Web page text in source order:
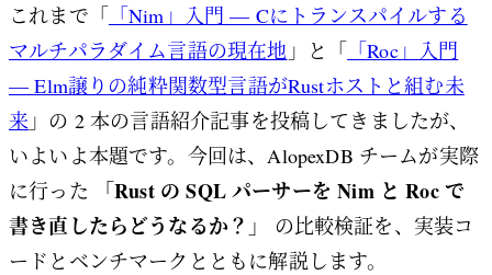
これまで「「Nim」入門 — Cにトランスパイルする
マルチパラダイム言語の現在地 」と「 「Roc」入門
— Elm譲りの純粋関数型言語がRustホストと組む未
来 」の 2 本の言語紹介記事を投稿してきましたが、
いよいよ本題です。今回は、AlopexDB チームが実際
に行った
「Rust の SQL パーサーを Nim と Roc で
書き直したらどうなるか？」
の比較検証を、実装コ
ードとベンチマークとともに解説します。